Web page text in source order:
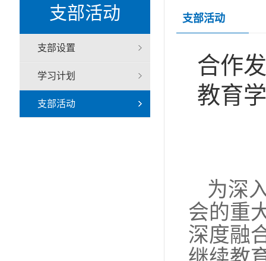
支部活动
支部设置
学习计划
支部活动
支部活动
合作
教育
为深
会的重
深度融